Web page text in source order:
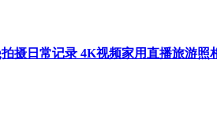
摄日常记录 4K视频家用直播旅游照